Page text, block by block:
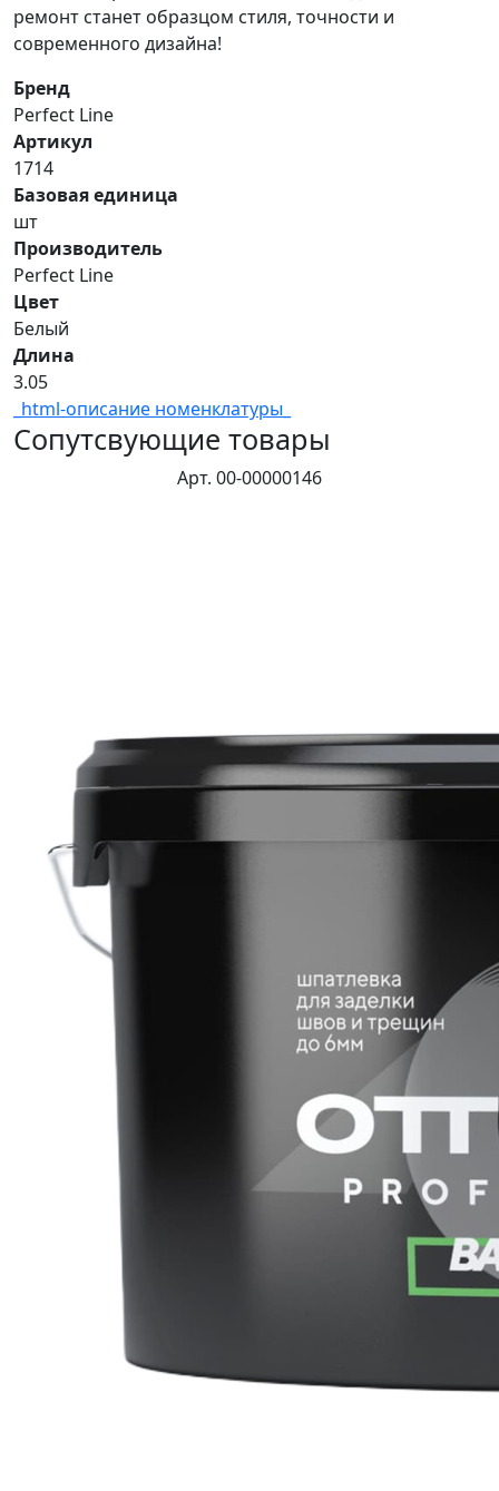
ремонт станет образцом стиля, точности и
современного дизайна!
Бренд
Perfect Line
Артикул
1714
Базовая единица
шт
Производитель
Perfect Line
Цвет
Белый
Длина
3.05
_html-описание номенклатуры_
Сопутсвующие товары
Арт. 00-00000146